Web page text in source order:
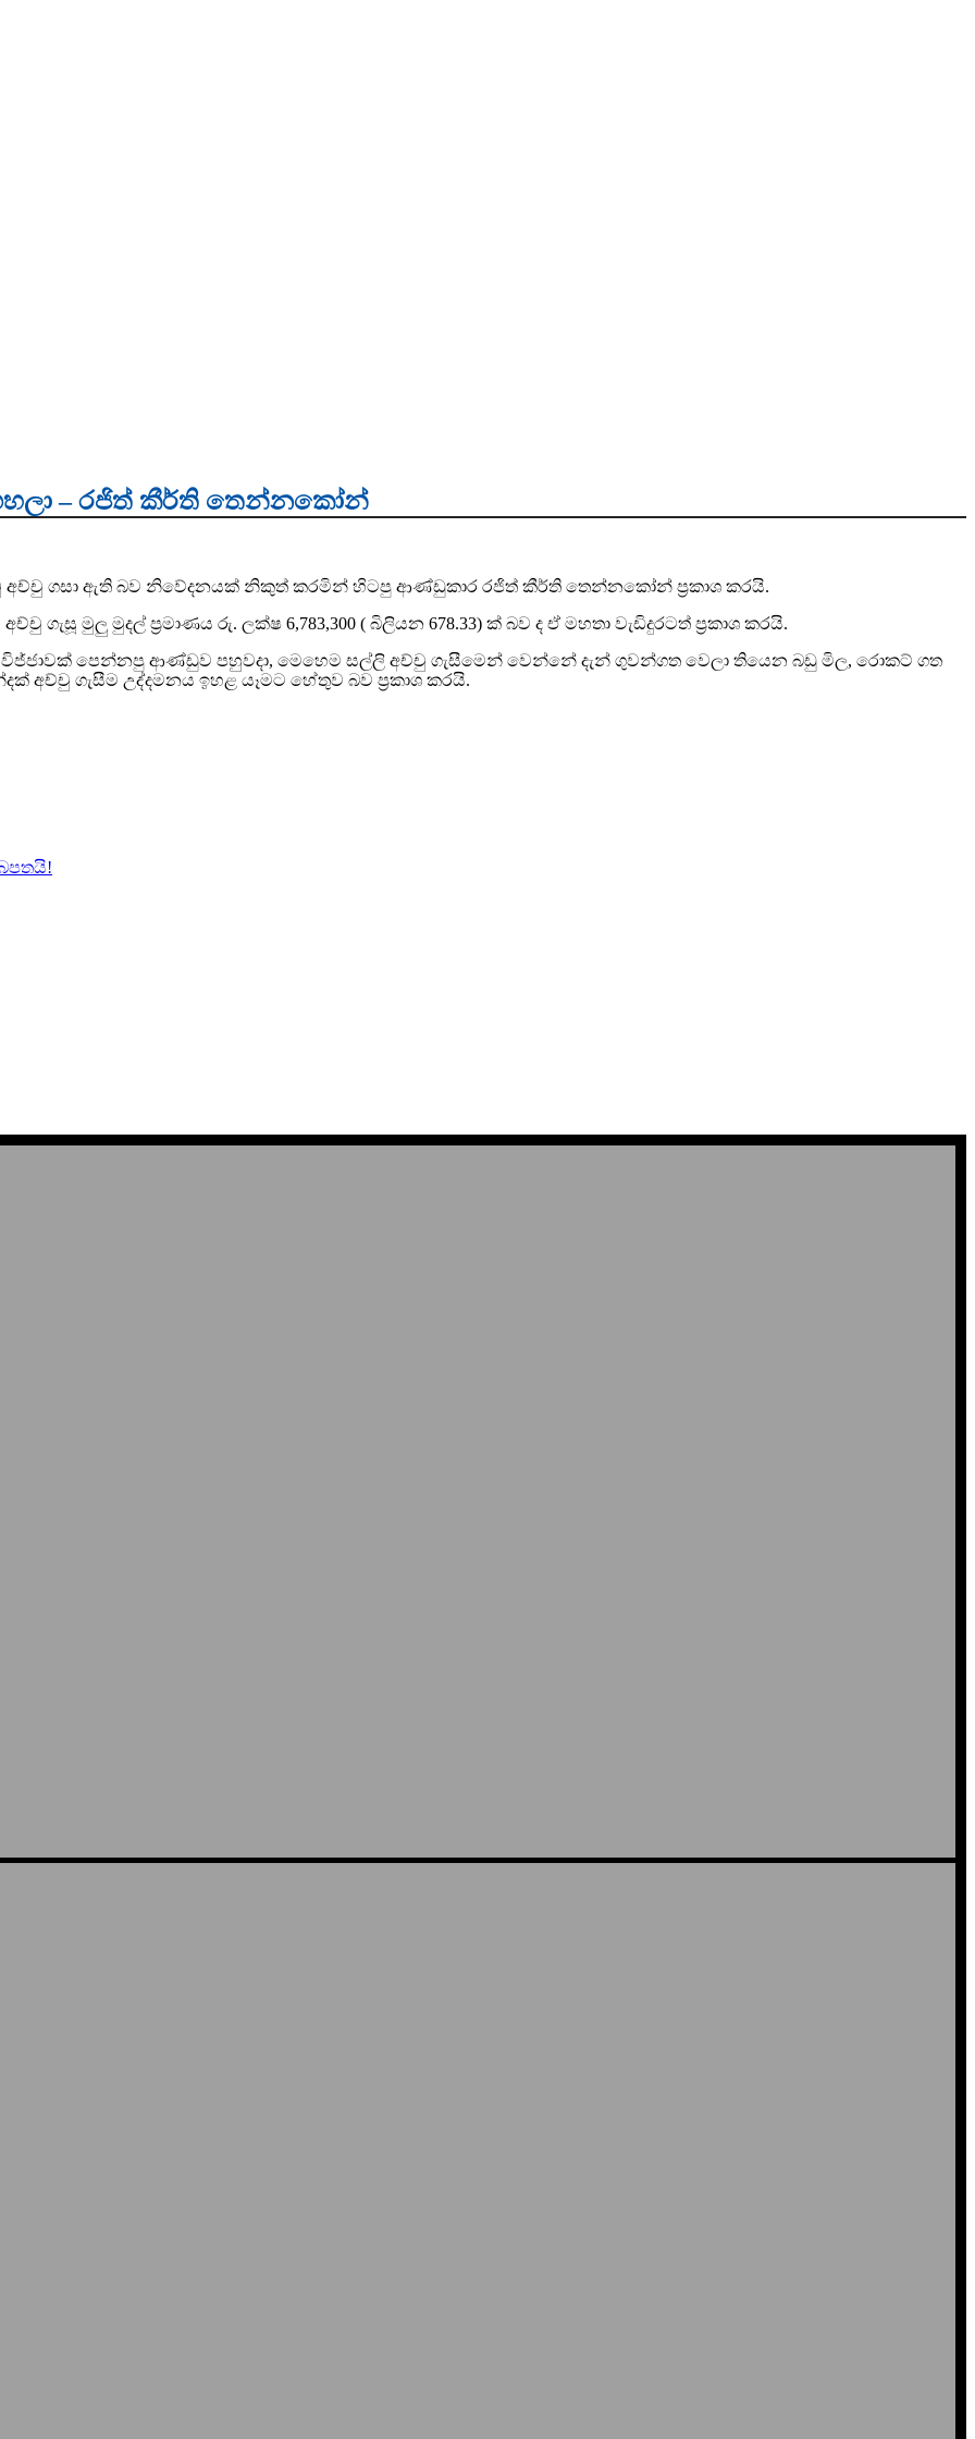
ගහලා – රජිත් කීර්ති තෙන්නකෝන්
අච්චු ගසා ඇති බව නිවේදනයක් නිකුත් කරමින් හිටපු ආණ්ඩුකාර රජිත් කීර්ති තෙන්නකෝන් ප්‍රකාශ කරයි.
ගැසූ මුලු මුදල් ප්‍රමාණය රු. ලක්ෂ 6,783,300 ( බිලියන 678.33) ක් බව ද ඒ මහතා වැඩිදුරටත් ප්‍රකාශ කරයි.
පෙන්නපු ආණ්ඩුව පහුවදා, මෙහෙම සල්ලි අච්චු ගැසීමෙන් වෙන්නේ දැන් ගුවන්ගත වෙලා තියෙන බඩු මිල, රොකට් ගත
අච්චු ගැසීම උද්දමනය ඉහළ යෑමට හේතුව බව ප්‍රකාශ කරයි.